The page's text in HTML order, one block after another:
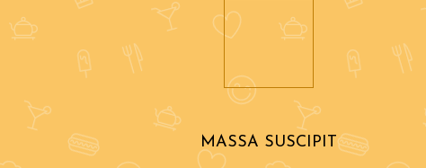
MASSA SUSCIPIT